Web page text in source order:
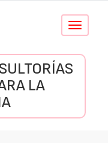
Conmutar
LA